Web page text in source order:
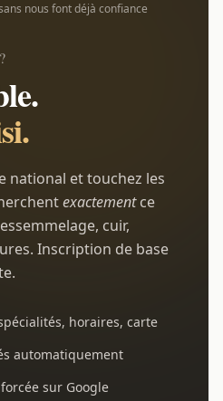
nous font déjà confiance
national et touchez les
exactementce
cuir,
Inscription de base
horaires, carte
automatiquement
sur Google